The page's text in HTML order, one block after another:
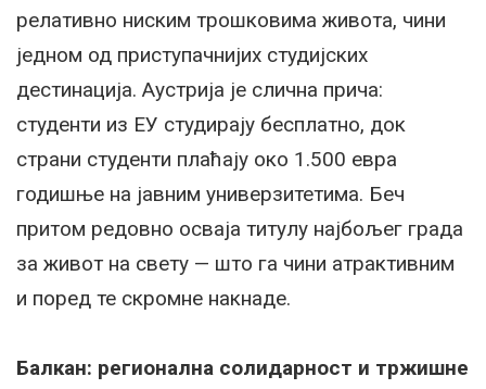
релативно ниским трошковима живота, чини
једном од приступачнијих студијских
дестинација. Аустрија је слична прича:
студенти из ЕУ студирају бесплатно, док
страни студенти плаћају око 1.500 евра
годишње на јавним универзитетима. Беч
притом редовно осваја титулу најбољег града
за живот на свету — што га чини атрактивним
и поред те скромне накнаде.
Балкан: регионална солидарност и тржишне